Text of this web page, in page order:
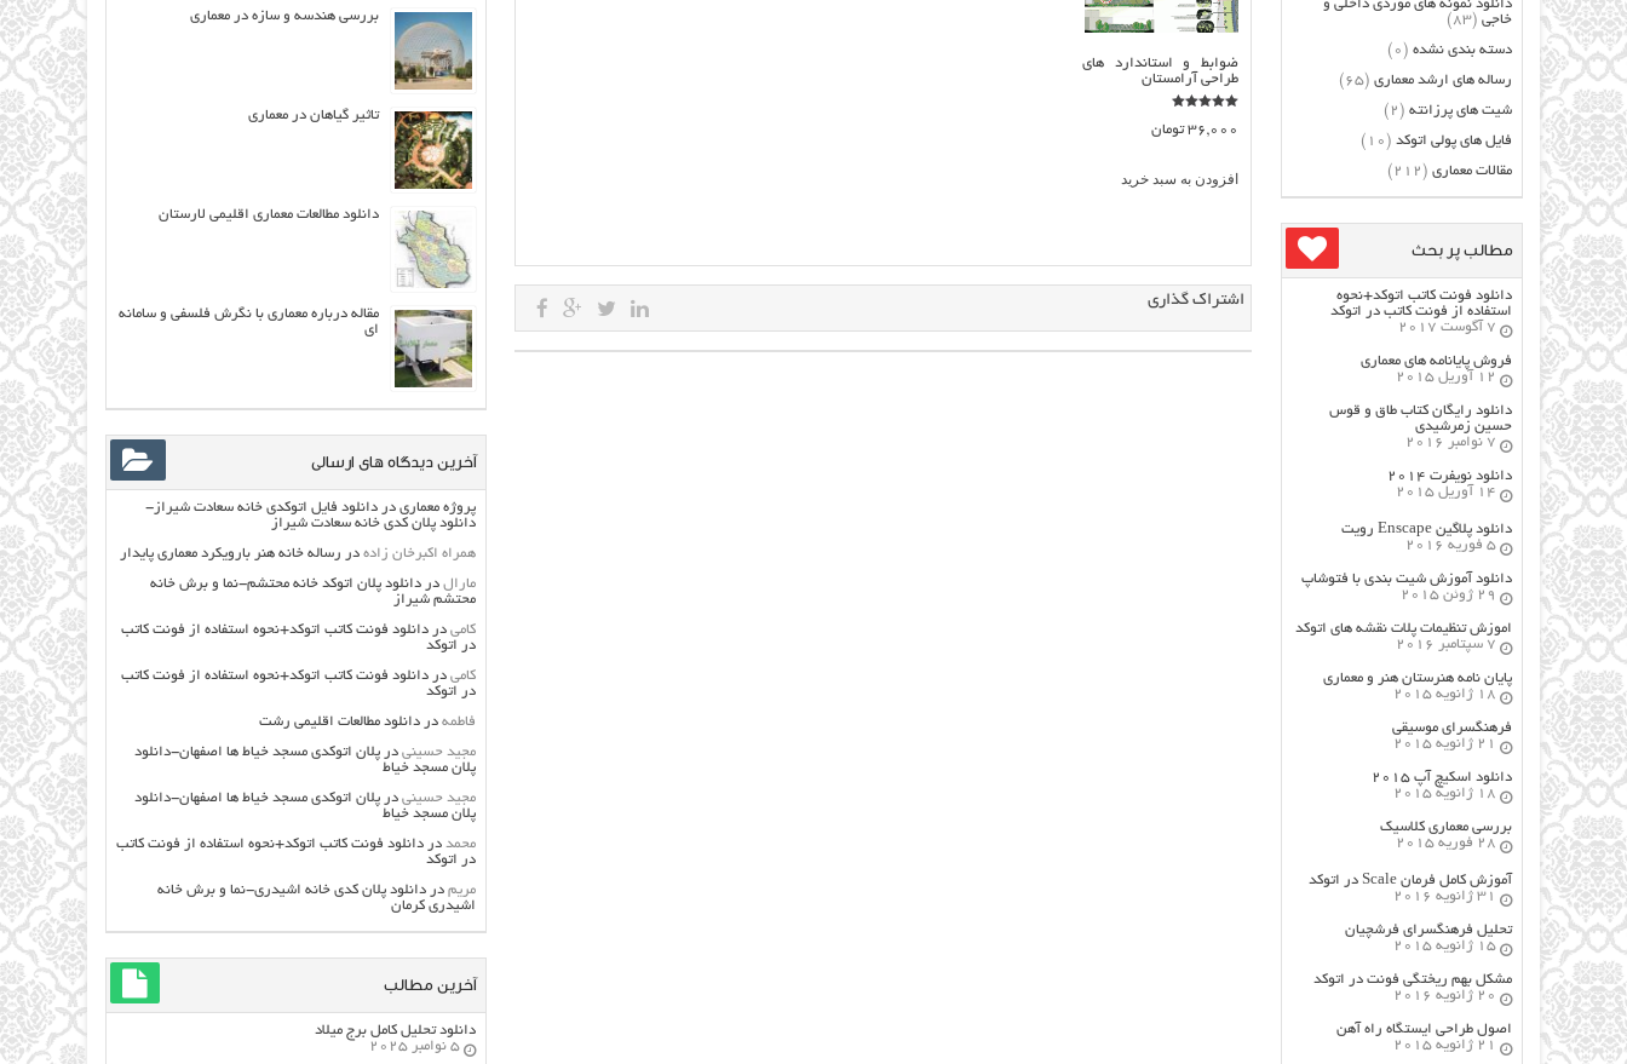
ضوابط و استاندارد های
طراحی آرامستان
5.00
36,000 تومان
افزودن به سبد خرید
اشتراک گذاری
دانلود نمونه های موردی داخلی و
خاجی (83)
دسته بندی نشده (0)
رساله های ارشد معماری (65)
شیت های پرزانته (2)
فایل های پولی اتوکد (10)
مقالات معماری (212)
مطالب پر بحث
دانلود فونت کاتب اتوکد+نحوه
استفاده از فونت کاتب در اتوکد
7 آگوست 2017
فروش پایانامه های معماری
12 آوریل 2015
دانلود رایگان کتاب طاق و قوس
حسین زمرشیدی
7 نوامبر 2016
دانلود نویفرت ۲۰۱۴
14 آوریل 2015
دانلود پلاگین Enscape رویت
5 فوریه 2016
دانلود آموزش شیت بندی با فتوشاپ
29 ژوئن 2015
اموزش تنظیمات پلات نقشه های اتوکد
7 سپتامبر 2016
پایان نامه هنرستان هنر و معماري
18 ژانویه 2015
فرهنگسراي موسيقي
21 ژانویه 2015
دانلود اسکیچ آپ ۲۰۱۵
18 ژانویه 2015
بررسی معماری کلاسیک
28 فوریه 2015
آموزش کامل فرمان Scale در اتوکد
31 ژانویه 2016
تحلیل فرهنگسرای فرشچیان
15 ژانویه 2015
مشکل بهم ریختگی فونت در اتوکد
20 ژانویه 2016
اصول طراحي ایستگاه راه آهن
21 ژانویه 2015
بررسی هندسه و سازه در معماری
تاثیر گیاهان در معماری
دانلود مطالعات معماری اقلیمی لارستان
مقاله درباره معماري با نگرش فلسفي و سامانه
اي
آخرین دیدگاه های ارسالی
پروژه معماری دردانلود فایل اتوکدی خانه سعادت شیراز-
دانلود پلان کدی خانه سعادت شیراز
همراه اکبرخان زاده در رساله خانه هنر بارویکرد معماری پایدار
مارال دردانلود پلان اتوکد خانه محتشم-نما و برش خانه
محتشم شیراز
کامی دردانلود فونت کاتب اتوکد+نحوه استفاده از فونت کاتب
در اتوکد
کامی دردانلود فونت کاتب اتوکد+نحوه استفاده از فونت کاتب
در اتوکد
فاطمه دردانلود مطالعات اقليمي رشت
مجید حسینی درپلان اتوکدی مسجد خیاط ها اصفهان-دانلود
پلان مسجد خیاط
مجید حسینی درپلان اتوکدی مسجد خیاط ها اصفهان-دانلود
پلان مسجد خیاط
محمد دردانلود فونت کاتب اتوکد+نحوه استفاده از فونت کاتب
در اتوکد
مریم دردانلود پلان کدی خانه اشیدری-نما و برش خانه
اشیدری کرمان
آخرین مطالب
دانلود تحلیل کامل برج میلاد
5 نوامبر 2025